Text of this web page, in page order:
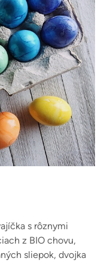
s rôznymi
z BIO chovu,
sliepok, dvojka